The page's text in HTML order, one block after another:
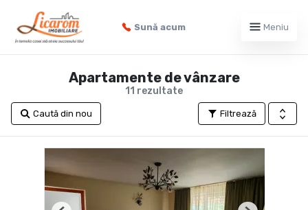
Sună acum Meniu
11 rezultate
Apartamente de vânzare
Filtrează
Caută din nou